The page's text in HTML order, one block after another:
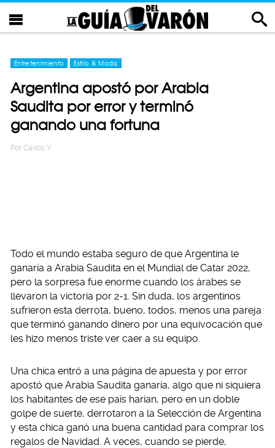
Entretenimiento Estilo & Moda
Argentina apostó por Arabia
Saudita por error y terminó
ganando una fortuna
Por Carlos Y
Todo el mundo estaba seguro de que Argentina le
ganaría a Arabia Saudita en el Mundial de Catar 2022,
pero la sorpresa fue enorme cuando los árabes se
llevaron la victoria por 2-1. Sin duda, los argentinos
sufrieron esta derrota, bueno, todos, menos una pareja
que terminó ganando dinero por una equivocación que
les hizo menos triste ver caer a su equipo.
Una chica entró a una página de apuesta y por error
apostó que Arabia Saudita ganaría, algo que ni siquiera
los habitantes de ese país harían, pero en un doble
golpe de suerte, derrotaron a la Selección de Argentina
y esta chica ganó una buena cantidad para comprar los
regalos de Navidad. A veces, cuando se pierde,